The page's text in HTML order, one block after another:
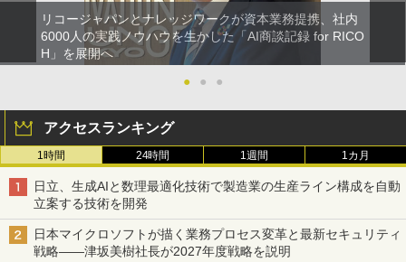
リコージャパンとナレッジワークが資本業務提携、社内
6000人の実践ノウハウを生かした「AI商談記録 for RICO
H」を展開へ
●
● ●
アクセスランキング
1時間 24時間 1週間 1カ月
日立、生成AIと数理最適化技術で製造業の生産ライン構成を自動
立案する技術を開発
日本マイクロソフトが描く業務プロセス変革と最新セキュリティ
戦略――津坂美樹社長が2027年度戦略を説明